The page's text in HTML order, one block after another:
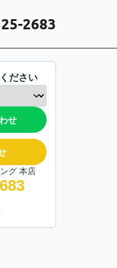
2683
ださい
せ
グ 本店